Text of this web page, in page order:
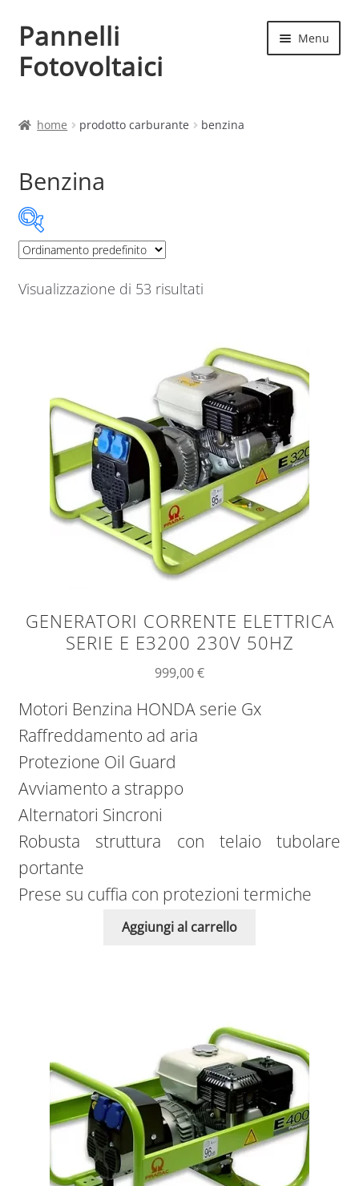
Vai
alla
navigazione
Vai
al
contenuto
Pannelli
Fotovoltaici
Menu
Checkout
Chi siamo
Sample Page
home prodotto carburante benzina
Benzina
Categorie prodotto
Visualizzazione di 53 risultati
GENERATORI CORRENTE ELETTRICA
SERIE E E3200 230V 50HZ
999,00€
Motori Benzina HONDA serie Gx
Raffreddamento ad aria
Protezione Oil Guard
Avviamento a strappo
Alternatori Sincroni
Robusta struttura con telaio tubolare
portante
Prese su cuffia con protezioni termiche
Aggiungi al carrello